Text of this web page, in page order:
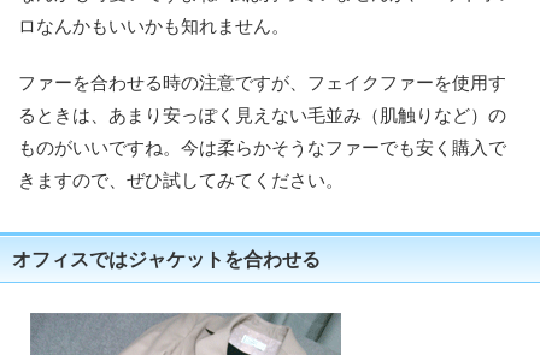
ロなんかもいいかも知れません。
ファーを合わせる時の注意ですが、フェイクファーを使用す
るときは、あまり安っぽく見えない毛並み（肌触りなど）の
ものがいいですね。今は柔らかそうなファーでも安く購入で
きますので、ぜひ試してみてください。
オフィスではジャケットを合わせる